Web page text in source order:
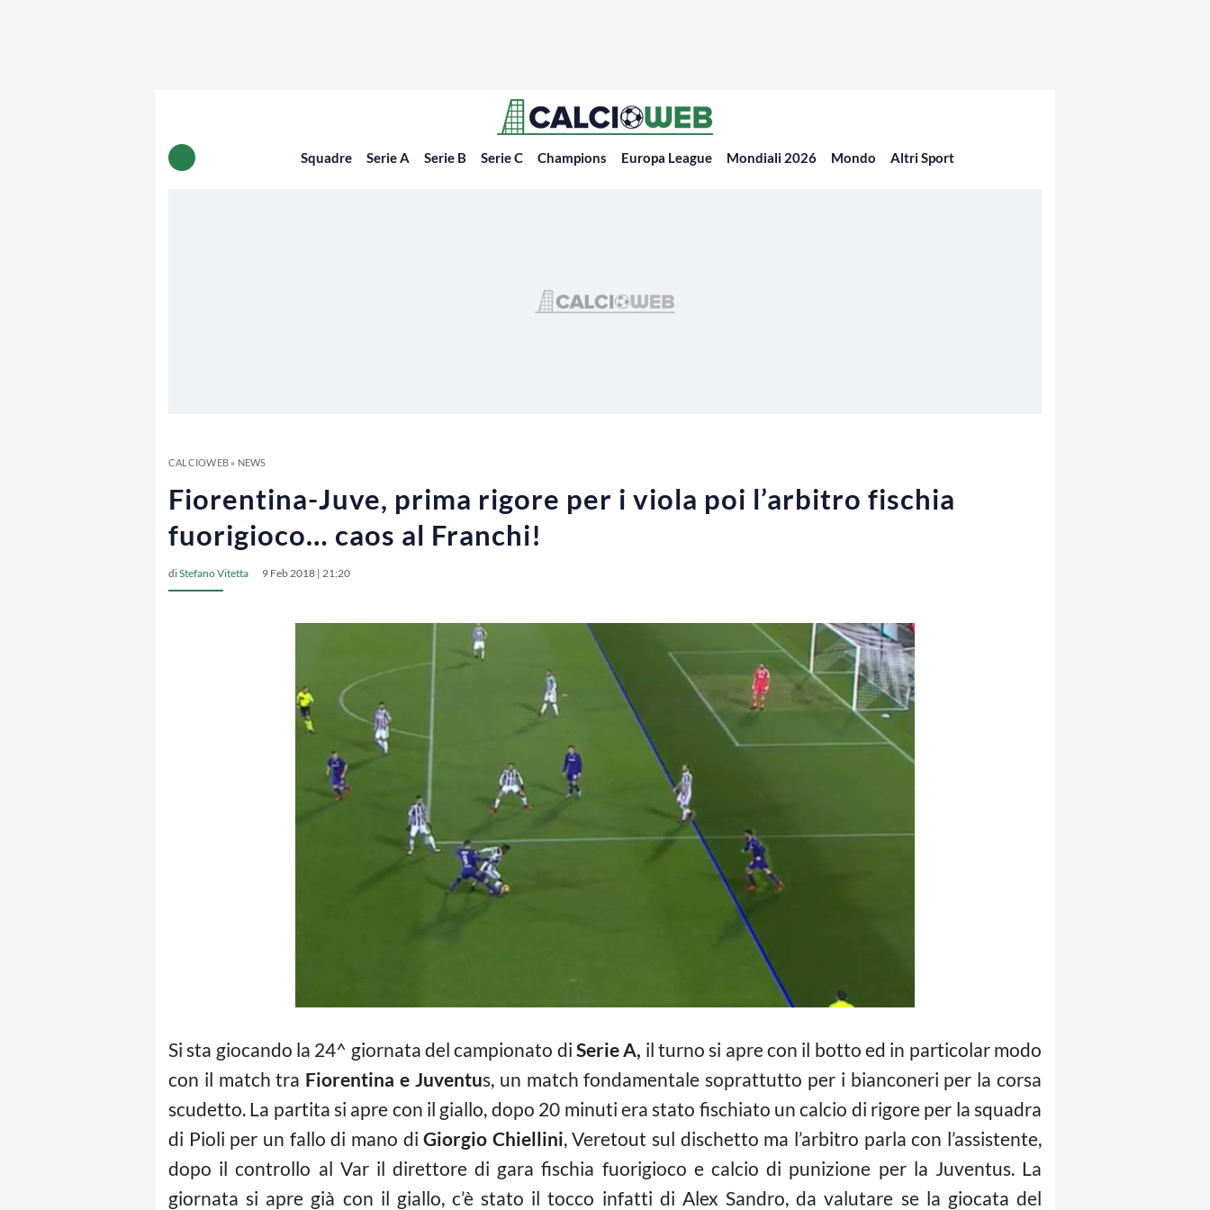
Squadre Serie A Serie B Serie C Champions Europa League Mondiali 2026 Mondo Altri Sport
CALCIOWEB» NEWS
Fiorentina-Juve, prima rigore per i viola poi l’arbitro fischia
fuorigioco… caos al Franchi!
diStefano Vitetta 9 Feb 2018 | 21:20
Si sta giocando la 24^ giornata del campionato di Serie A, il turno si apre con il botto ed in particolar modo
con il match tra Fiorentina e Juventus, un match fondamentale soprattutto per i bianconeri per la corsa
scudetto. La partita si apre con il giallo, dopo 20 minuti era stato fischiato un calcio di rigore per la squadra
di Pioli per un fallo di mano diGiorgio Chiellini, Veretout sul dischetto ma l’arbitro parla con l’assistente,
dopo il controllo al Var il direttore di gara fischia fuorigioco e calcio di punizione per la Juventus. La
giornata si apre già con il giallo, c’è stato il tocco infatti di Alex Sandro, da valutare se la giocata del